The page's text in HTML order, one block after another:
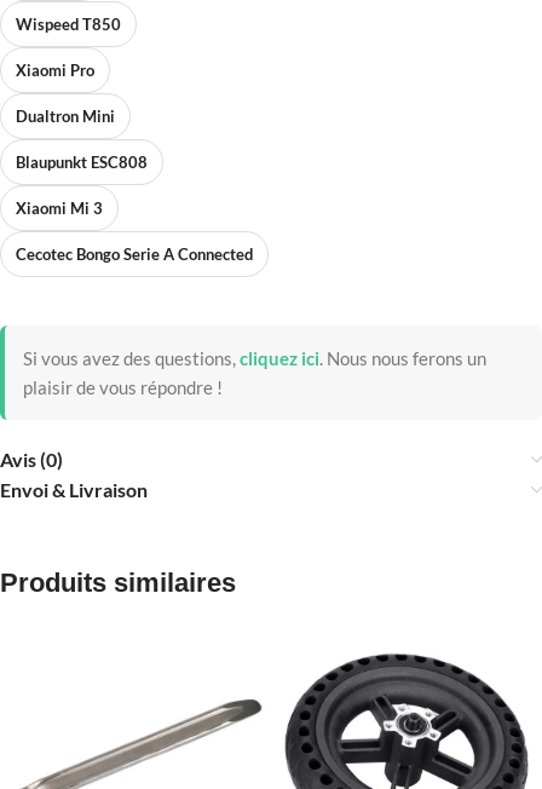
Wispeed T850
Xiaomi Pro
Dualtron Mini
Blaupunkt ESC808
Xiaomi Mi 3
Cecotec Bongo Serie A Connected
Si vous avez des questions,cliquez ici. Nous nous ferons un
plaisir de vous répondre !
Avis (0)
Envoi & Livraison
Produits similaires